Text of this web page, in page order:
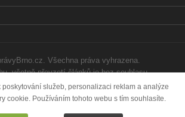
Všechna práva vyhrazena.
včetně převzetí článků je bez souhlasu
s.r.o. zapovězeno.
agentura Webtom.cz
poskytování služeb, personalizaci reklam a analýze
cookie. Používáním tohoto webu s tím souhlasíte.